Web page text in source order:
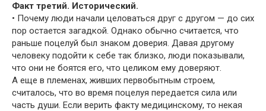
Факт третий. Исторический.
• Почему люди начали целоваться друг с другом — до сих
пор остается загадкой. Однако обычно считается, что
раньше поцелуй был знаком доверия. Давая другому
человеку подойти к себе так близко, люди показывали,
что они не боятся его, что целиком ему доверяют.
А еще в племенах, живших первобытным строем,
считалось, что во время поцелуя передается сила или
часть души. Если верить факту медицинскому, то некая